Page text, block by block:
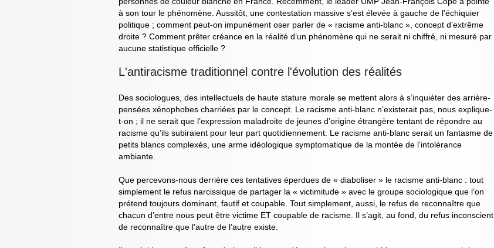
à son tour le phénomène. Aussitôt, une contestation massive s’est élevée à gauche de l’échiquier
politique ; comment peut-on impunément oser parler de « racisme anti-blanc », concept d’extrême
droite ? Comment prêter créance en la réalité d’un phénomène qui ne serait ni chiffré, ni mesuré par
aucune statistique officielle ?
L'antiracisme traditionnel contre l'évolution des réalités
Des sociologues, des intellectuels de haute stature morale se mettent alors à s’inquiéter des arrière-
pensées xénophobes charriées par le concept. Le racisme anti-blanc n’existerait pas, nous explique-
t-on ; il ne serait que l’expression maladroite de jeunes d’origine étrangère tentant de répondre au
racisme qu’ils subiraient pour leur part quotidiennement. Le racisme anti-blanc serait un fantasme de
petits blancs complexés, une arme idéologique symptomatique de la montée de l’intolérance
ambiante.
Que percevons-nous derrière ces tentatives éperdues de « diaboliser » le racisme anti-blanc : tout
simplement le refus narcissique de partager la « victimitude » avec le groupe sociologique que l’on
prétend toujours dominant, fautif et coupable. Tout simplement, aussi, le refus de reconnaître que
chacun d’entre nous peut être victime ET coupable de racisme. Il s’agit, au fond, du refus inconscient
de reconnaître que l’autre de l’autre existe.